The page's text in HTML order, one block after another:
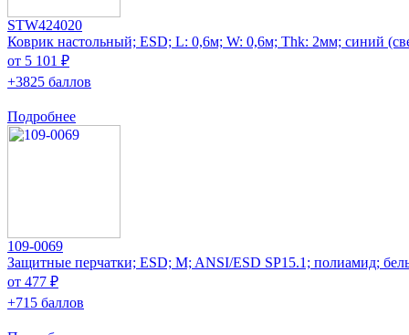
STW424020
Коврик настольный; ESD; L: 0,6м; W: 0,6м; Thk: 2мм; синий
от 5 101 ₽
+3825 баллов
Подробнее
109-0069
Защитные перчатки; ESD; M; ANSI/ESD SP15.1; полиамид;
от 477 ₽
+715 баллов